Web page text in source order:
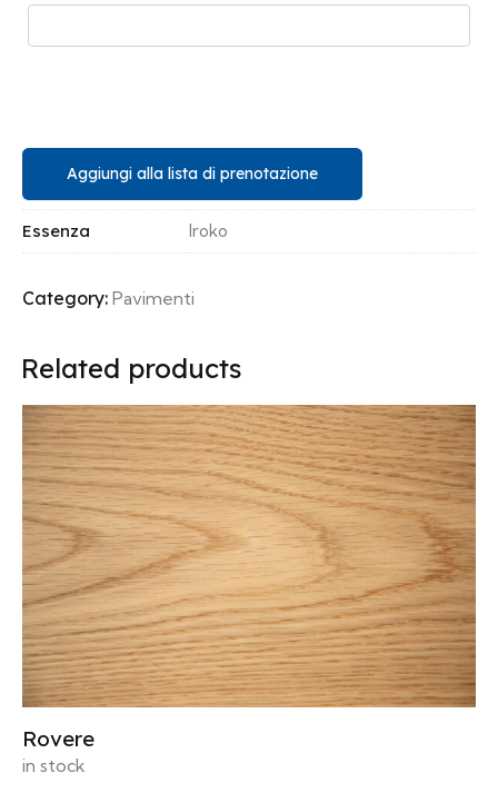
Aggiungi alla lista di prenotazione
Essenza Iroko
Category: Pavimenti
Related products
Rovere
in stock